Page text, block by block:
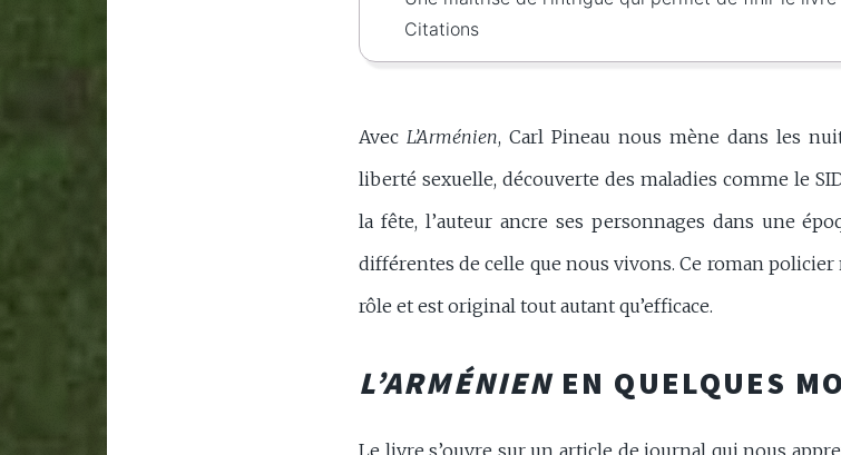
Citations
Avec L’Arménien, Carl Pineau nous mène dans les
liberté sexuelle, découverte des maladies comme le
la fête, l’auteur ancre ses personnages dans une
différentes de celle que nous vivons. Ce roman
rôle et est original tout autant qu’efficace.
L’ARMÉNIENEN QUELQUES
Le livre s’ouvre sur un article de journal qui nous